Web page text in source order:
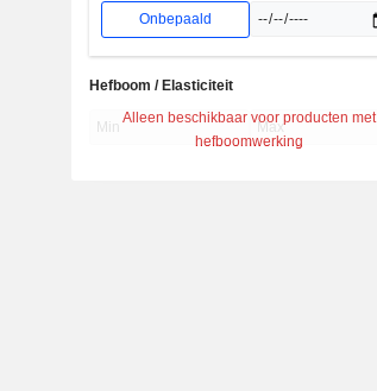
Onbepaald
Alleen beschikbaar voor producten met
hefboomwerking
Hefboom / Elasticiteit